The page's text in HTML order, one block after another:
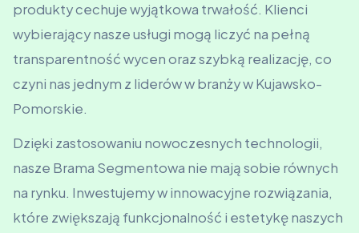
produkty cechuje wyjątkowa trwałość. Klienci
wybierający nasze usługi mogą liczyć na pełną
transparentność wycen oraz szybką realizację, co
czyni nas jednym z liderów w branży w Kujawsko-
Pomorskie.
Dzięki zastosowaniu nowoczesnych technologii,
nasze Brama Segmentowa nie mają sobie równych
na rynku. Inwestujemy w innowacyjne rozwiązania,
które zwiększają funkcjonalność i estetykę naszych